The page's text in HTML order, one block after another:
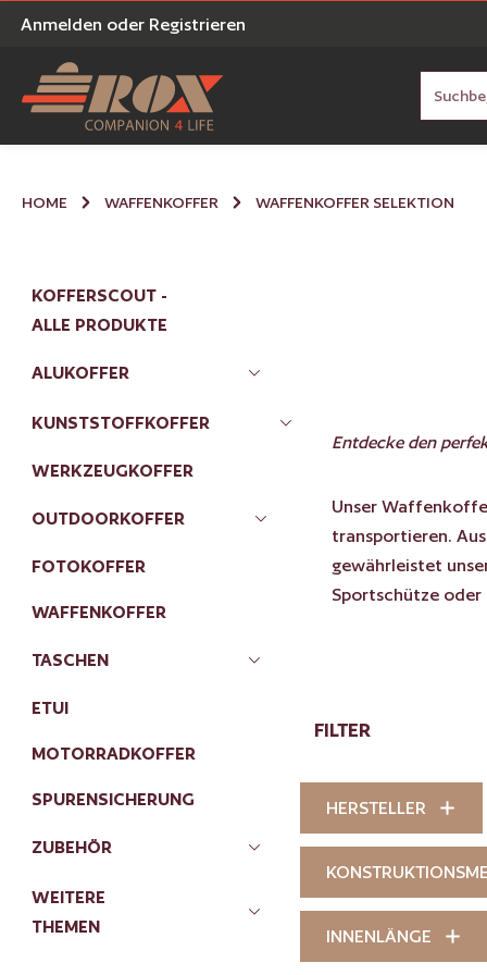
Zur Suche springen
Anmelden oder Registrieren
HOME WAFFENKOFFER WAFFENKOFFER SELEKTION
KOFFERSCOUT -
ALLE PRODUKTE
ALUKOFFER
KUNSTSTOFFKOFFER
WERKZEUGKOFFER
OUTDOORKOFFER
FOTOKOFFER
WAFFENKOFFER
TASCHEN
ETUI
MOTORRADKOFFER
SPURENSICHERUNG
ZUBEHÖR
WEITERE
THEMEN
Entdecke den
Unser
transportieren.
gewährleistet
Sportschütze
FILTER
HERSTELLER
INNENLÄNGE